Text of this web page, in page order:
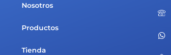
Nosotros
Productos
Tienda